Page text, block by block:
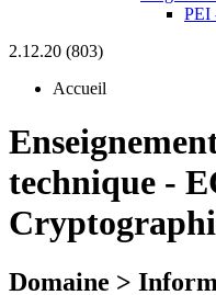
PEI
2.12.20 (803)
Accueil
technique -
Domaine >